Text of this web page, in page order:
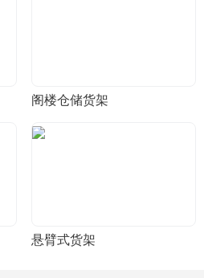
阁楼仓储货架
悬臂式货架